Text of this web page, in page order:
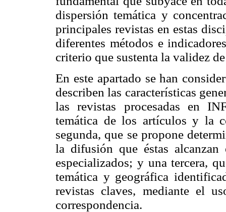
dispersión temática y
principales revistas en estas
diferentes métodos e
criterio que sustenta la validez
En este apartado se han
describen las características
las revistas procesadas en
temática de los artículos y la
segunda, que se propone
la difusión que éstas
especializados; y una tercera,
temática y geográfica
revistas claves, mediante el
correspondencia.